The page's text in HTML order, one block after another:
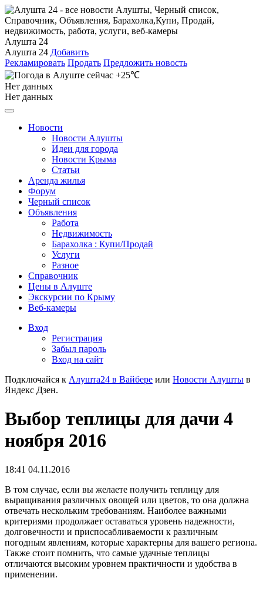
Алушта 24
Алушта 24 Добавить
Рекламировать Продать Предложить новость
+25℃
Нет данных
Нет данных
Новости
Новости Алушты
Идеи для города
Новости Крыма
Статьи
Аренда жилья
Форум
Черный список
Объявления
Работа
Недвижимость
Барахолка : Купи/Продай
Услуги
Разное
Справочник
Цены в Алуште
Экскурсии по Крыму
Веб-камеры
Вход
Регистрация
Забыл пароль
Вход на сайт
Подключайся к Алушта24 в Вайбере или Новости Алушты в
Яндекс Дзен.
Выбор теплицы для дачи 4
ноября 2016
18:41 04.11.2016
В том случае, если вы желаете получить теплицу для
выращивания различных овощей или цветов, то она должна
отвечать нескольким требованиям. Наиболее важными
критериями продолжает оставаться уровень надежности,
долговечности и приспосабливаемости к различным
погодным явлениям, которые характерны для вашего региона.
Также стоит помнить, что самые удачные теплицы
отличаются высоким уровнем практичности и удобства в
применении.